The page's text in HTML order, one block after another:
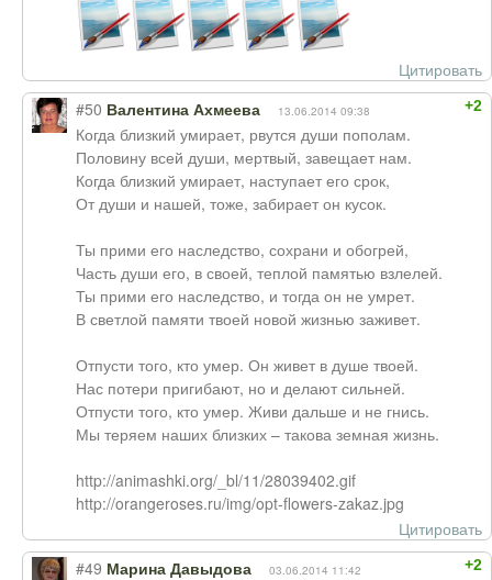
Цитировать
+2
#50 Валентина Ахмеева 13.06.2014 09:38
Когда близкий умирает, рвутся души пополам.
Половину всей души, мертвый, завещает нам.
Когда близкий умирает, наступает его срок,
От души и нашей, тоже, забирает он кусок.
Ты прими его наследство, сохрани и обогрей,
Часть души его, в своей, теплой памятью взлелей.
Ты прими его наследство, и тогда он не умрет.
В светлой памяти твоей новой жизнью заживет.
Отпусти того, кто умер. Он живет в душе твоей.
Нас потери пригибают, но и делают сильней.
Отпусти того, кто умер. Живи дальше и не гнись.
Мы теряем наших близких – такова земная жизнь.
http://animashki.org/_bl/11/28039402.gif
http://orangeroses.ru/img/opt-flowers-zakaz.jpg
Цитировать
+2
#49 Марина Давыдова 03.06.2014 11:42